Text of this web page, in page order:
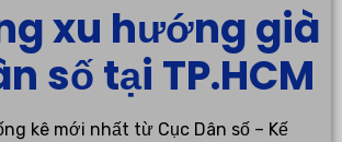
xu hướng già
số tại TP.HCM
kê mới nhất từ Cục Dân số – Kế